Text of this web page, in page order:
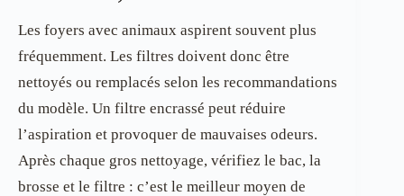
Les foyers avec animaux aspirent souvent plus
fréquemment. Les filtres doivent donc être
nettoyés ou remplacés selon les recommandations
du modèle. Un filtre encrassé peut réduire
l’aspiration et provoquer de mauvaises odeurs.
Après chaque gros nettoyage, vérifiez le bac, la
brosse et le filtre : c’est le meilleur moyen de